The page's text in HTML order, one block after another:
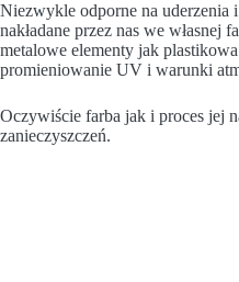
Niezwykle odporne na uderzenia
nakładane przez nas we własnej
metalowe elementy jak
promieniowanie UV i warunki
Oczywiście farba jak i proces jej
zanieczyszczeń.